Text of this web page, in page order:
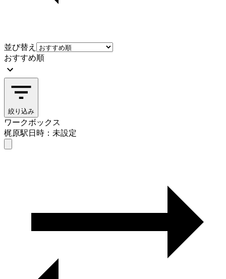
並び替え
おすすめ順
絞り込み
ワークボックス
梶原駅日時：未設定